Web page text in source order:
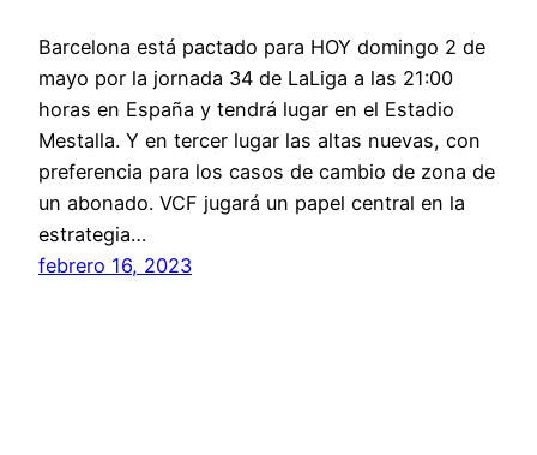
Barcelona está pactado para HOY domingo 2 de
mayo por la jornada 34 de LaLiga a las 21:00
horas en España y tendrá lugar en el Estadio
Mestalla. Y en tercer lugar las altas nuevas, con
preferencia para los casos de cambio de zona de
un abonado. VCF jugará un papel central en la
estrategia…
febrero 16, 2023